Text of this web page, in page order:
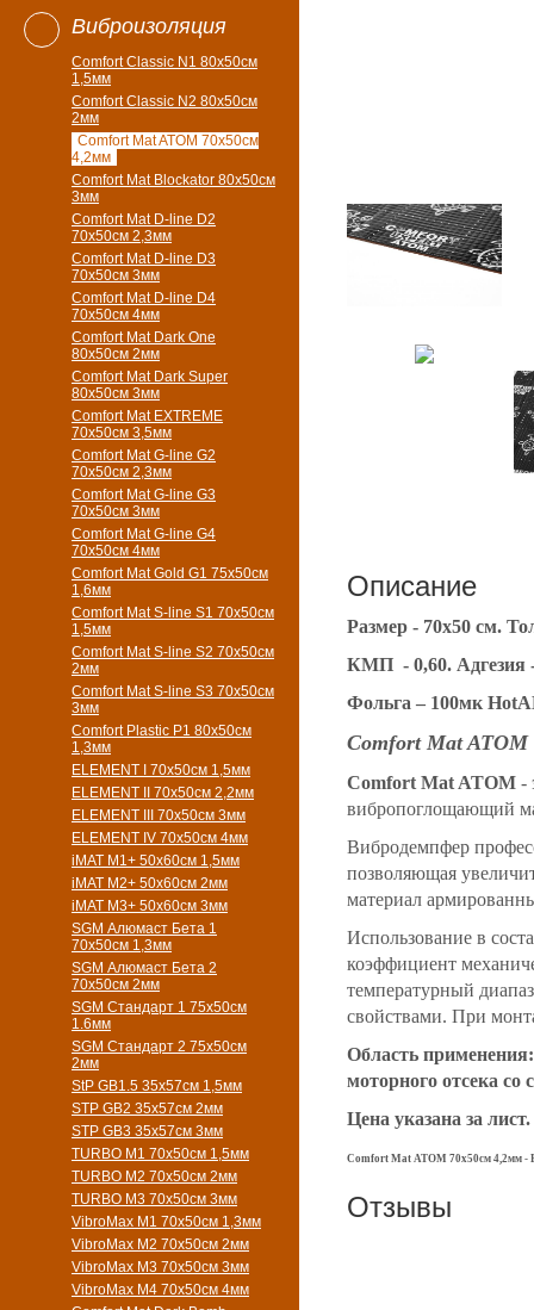
Виброизоляция
Comfort Classic N1 80x50см
1,5мм
Comfort Classic N2 80x50см
2мм
Comfort Mat ATOM 70x50см
4,2мм
Comfort Mat Blockator 80х50см
3мм
Comfort Mat D-line D2
70х50см 2,3мм
Comfort Mat D-line D3
70х50см 3мм
Comfort Mat D-line D4
70х50см 4мм
Comfort Mat Dark One
80x50см 2мм
Comfort Mat Dark Super
80x50см 3мм
Comfort Mat EXTREME
70x50см 3,5мм
Comfort Mat G-line G2
70х50см 2,3мм
Comfort Mat G-line G3
70х50см 3мм
Comfort Mat G-line G4
70х50см 4мм
Comfort Mat Gold G1 75х50см
1,6мм
Comfort Mat S-line S1 70х50см
1,5мм
Comfort Mat S-line S2 70х50см
2мм
Comfort Mat S-line S3 70х50см
3мм
Comfort Plastic P1 80x50см
1,3мм
ELEMENT I 70х50см 1,5мм
ELEMENT II 70х50см 2,2мм
ELEMENT III 70х50см 3мм
ELEMENT IV 70х50см 4мм
iMAT M1+ 50х60см 1,5мм
iMAT M2+ 50х60см 2мм
iMAT M3+ 50х60см 3мм
SGM Алюмаст Бета 1
70х50см 1,3мм
SGM Алюмаст Бета 2
70х50см 2мм
SGM Стандарт 1 75х50см
1.6мм
SGM Стандарт 2 75х50см
2мм
StP GB1.5 35х57см 1,5мм
STP GB2 35х57см 2мм
STP GB3 35х57см 3мм
TURBO M1 70х50см 1,5мм
TURBO M2 70х50см 2мм
TURBO M3 70х50см 3мм
VibroMax M1 70х50см 1,3мм
VibroMax M2 70х50см 2мм
VibroMax M3 70х50см 3мм
VibroMax M4 70х50см 4мм
Описание
Размер - 70х50 см.
КМП - 0,60. Адгезия -
Фольга – 100мк
Comfort Mat ATOM
Comfort Mat ATOM -
вибропоглощающий
Вибродемпфер
позволяющая
материал
Использование в
коэффициент
температурный
свойствами. При
Область
моторного отсека со
Цена указана за лист.
Comfort Mat ATOM 70x50см 4,2мм -
Отзывы